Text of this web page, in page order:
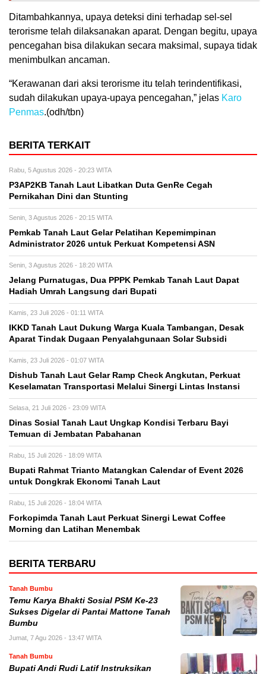
Ditambahkannya, upaya deteksi dini terhadap sel-sel
terorisme telah dilaksanakan aparat. Dengan begitu, upaya
pencegahan bisa dilakukan secara maksimal, supaya tidak
menimbulkan ancaman.
“Kerawanan dari aksi terorisme itu telah terindentifikasi,
sudah dilakukan upaya-upaya pencegahan,” jelas Karo
Penmas.(odh/tbn)
BERITA TERKAIT
Rabu, 5 Agustus 2026 - 20:23 WITA
P3AP2KB Tanah Laut Libatkan Duta GenRe Cegah
Pernikahan Dini dan Stunting
Senin, 3 Agustus 2026 - 20:15 WITA
Pemkab Tanah Laut Gelar Pelatihan Kepemimpinan
Administrator 2026 untuk Perkuat Kompetensi ASN
Senin, 3 Agustus 2026 - 18:20 WITA
Jelang Purnatugas, Dua PPPK Pemkab Tanah Laut Dapat
Hadiah Umrah Langsung dari Bupati
Kamis, 23 Juli 2026 - 01:11 WITA
IKKD Tanah Laut Dukung Warga Kuala Tambangan, Desak
Aparat Tindak Dugaan Penyalahgunaan Solar Subsidi
Kamis, 23 Juli 2026 - 01:07 WITA
Dishub Tanah Laut Gelar Ramp Check Angkutan, Perkuat
Keselamatan Transportasi Melalui Sinergi Lintas Instansi
Selasa, 21 Juli 2026 - 23:09 WITA
Dinas Sosial Tanah Laut Ungkap Kondisi Terbaru Bayi
Temuan di Jembatan Pabahanan
Rabu, 15 Juli 2026 - 18:09 WITA
Bupati Rahmat Trianto Matangkan Calendar of Event 2026
untuk Dongkrak Ekonomi Tanah Laut
Rabu, 15 Juli 2026 - 18:04 WITA
Forkopimda Tanah Laut Perkuat Sinergi Lewat Coffee
Morning dan Latihan Menembak
BERITA TERBARU
Tanah Bumbu
Temu Karya Bhakti Sosial PSM Ke-23
Sukses Digelar di Pantai Mattone Tanah
Bumbu
Jumat, 7 Agu 2026 - 13:47 WITA
Tanah Bumbu
Bupati Andi Rudi Latif Instruksikan